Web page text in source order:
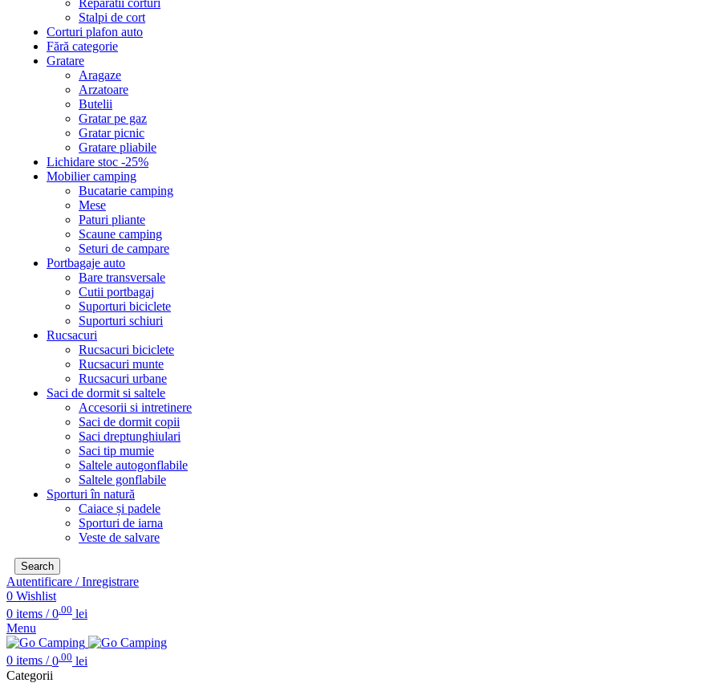
Reparatii corturi
Stalpi de cort
Corturi plafon auto
Fără categorie
Gratare
Aragaze
Arzatoare
Butelii
Gratar pe gaz
Gratar picnic
Gratare pliabile
Lichidare stoc -25%
Mobilier camping
Bucatarie camping
Mese
Paturi pliante
Scaune camping
Seturi de campare
Portbagaje auto
Bare transversale
Cutii portbagaj
Suporturi biciclete
Suporturi schiuri
Rucsacuri
Rucsacuri biciclete
Rucsacuri munte
Rucsacuri urbane
Saci de dormit si saltele
Accesorii si intretinere
Saci de dormit copii
Saci dreptunghiulari
Saci tip mumie
Saltele autogonflabile
Saltele gonflabile
Sporturi în natură
Caiace și padele
Sporturi de iarna
Veste de salvare
Search
Autentificare / Inregistrare
0 Wishlist
0 items / 0.00 lei
Menu
0 items / 0 .00 lei
Categorii